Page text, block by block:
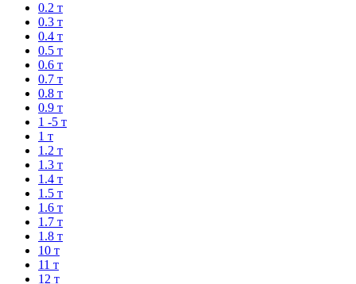
0.2 т
0.3 т
0.4 т
0.5 т
0.6 т
0.7 т
0.8 т
0.9 т
1 -5 т
1 т
1.2 т
1.3 т
1.4 т
1.5 т
1.6 т
1.7 т
1.8 т
10 т
11 т
12 т